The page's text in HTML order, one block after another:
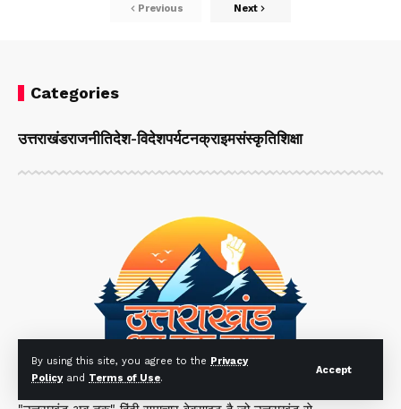
By using this site, you agree to the Privacy
Policyand Terms of Use.
Accept
Previous Next
Categories
उत्तराखंडराजनीतिदेश-विदेशपर्यटनक्राइमसंस्कृतिशिक्षा